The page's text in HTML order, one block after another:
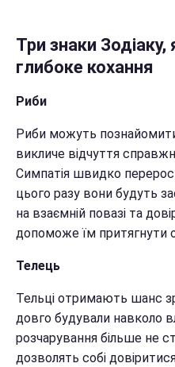
Три знаки
глибоке кохання
Риби
Риби можуть
викличе відчуття
Симпатія швидко
цього разу вони будуть
на взаємній повазі та
допоможе їм притягнути
Телець
Тельці отримають шанс
довго будували навколо
розчарування більше не
дозволять собі